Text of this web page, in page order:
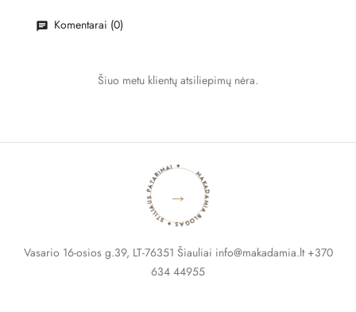
Komentarai (0)
Šiuo metu klientų atsiliepimų nėra.
MAKADAMIA BLOGAS ✦ STILIAUS PATARIMAI ✦
→
Vasario 16-osios g.39, LT-76351 Šiauliai info@makadamia.lt +370
634 44955